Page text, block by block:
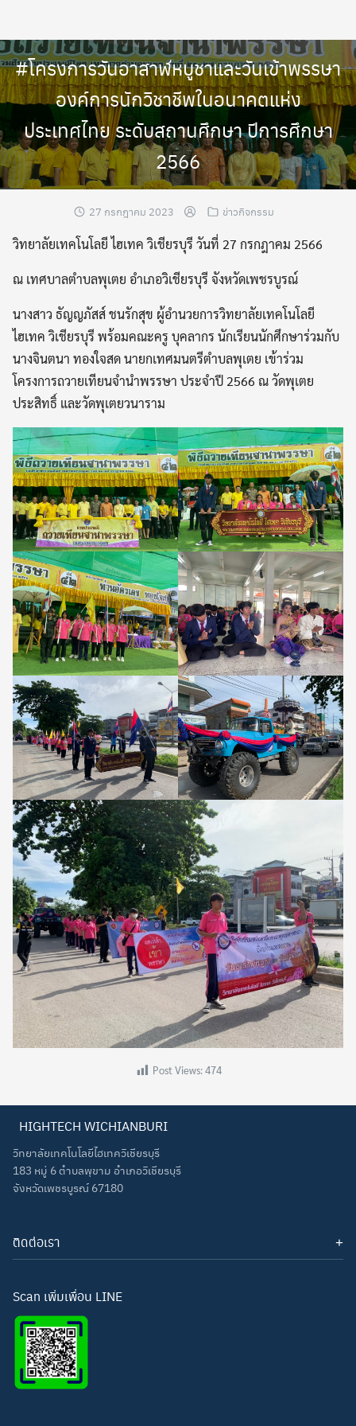
content
Search
for:
Search
#โครงการวันอาสาฬหบูชาและวันเข้าพรรษา
องค์การนักวิชาชีพในอนาคตแห่ง
ประเทศไทย ระดับสถานศึกษา ปีการศึกษา
2566
27 กรกฎาคม 2023 ข่าวกิจกรรม
วิทยาลัยเทคโนโลยี ไฮเทค วิเชียรบุรี วันที่ 27 กรกฎาคม 2566
ณ เทศบาลตำบลพุเตย อำเภอวิเชียรบุรี จังหวัดเพชรบูรณ์
นางสาว ธัญญภัสส์ ชนรักสุข ผู้อำนวยการวิทยาลัยเทคโนโลยี
ไฮเทค วิเชียรบุรี พร้อมคณะครู บุคลากร นักเรียนนักศึกษาร่วมกับ
นางจินตนา ทองใจสด นายกเทศมนตรีตำบลพุเตย เข้าร่วม
โครงการถวายเทียนจำนำพรรษา ประจำปี 2566 ณ วัดพุเตย
ประสิทธิ์ และวัดพุเตยวนาราม
Post Views:474
HIGHTECH WICHIANBURI
วิทยาลัยเทคโนโลยีไฮเทควิเชียรบุรี
183 หมู่ 6 ตำบลพุขาม อำเภอวิเชียรบุรี
จังหวัดเพชรบูรณ์ 67180
ติดต่อเรา
โทรศัพท์: 093-3277343
อีเมล: hightechwichian@gmail.com
Scan เพิ่มเพื่อน LINE